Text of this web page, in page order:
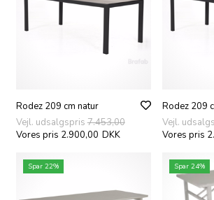
Rodez 209 cm natur
Vejl. udsalgspris 7.453,00
Vores pris 2.900,00 DKK
Rodez 209
Vejl.
Vores pris
Spar 22% Spar 24%